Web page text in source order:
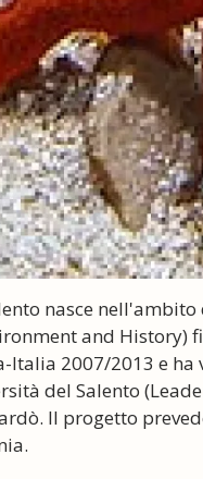
nasce
and History)
Italia 2007/2013 e
del Salento
Il progetto